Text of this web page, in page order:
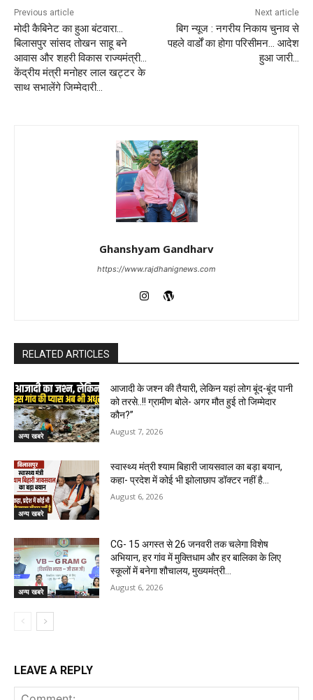
Previous article
मोदी कैबिनेट का हुआ बंटवारा…
बिलासपुर सांसद तोखन साहू बने
आवास और शहरी विकास राज्यमंत्री…
केंद्रीय मंत्री मनोहर लाल खट्टर के
साथ सभालेंगे जिम्मेदारी…
Next article
बिग न्यूज : नगरीय निकाय चुनाव से
पहले वार्डों का होगा परिसीमन… आदेश
हुआ जारी…
Ghanshyam Gandharv
https://www.rajdhanignews.com
RELATED ARTICLES
अन्य खबरे
आजादी के जश्न की तैयारी, लेकिन यहां लोग बूंद-बूंद पानी
को तरसे..!! ग्रामीण बोले- अगर मौत हुई तो जिम्मेदार
कौन?”
August 7, 2026
अन्य खबरे
स्वास्थ्य मंत्री श्याम बिहारी जायसवाल का बड़ा बयान,
कहा- प्रदेश में कोई भी झोलाछाप डॉक्टर नहीं है…
August 6, 2026
अन्य खबरे
CG- 15 अगस्त से 26 जनवरी तक चलेगा विशेष
अभियान, हर गांव में मुक्तिधाम और हर बालिका के लिए
स्कूलों में बनेगा शौचालय, मुख्यमंत्री...
August 6, 2026
LEAVE A REPLY